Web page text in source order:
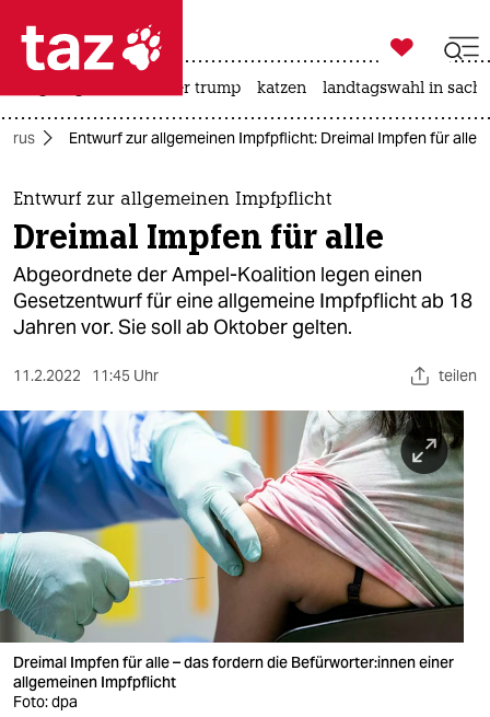
 taz zahl ich
taz zahl ich
themen
politik
öko
sport
berlin
nord
wahrheit
verlag
verlag

taz zahl ich
usa unter trump katzen landtagswahl in
Entwurf zur allgemeinen Impfpflicht: Dreimal Impfen für alle
Entwurf zur allgemeinen Impfpflicht
Dreimal Impfen für alle
Abgeordnete der Ampel-Koalition legen einen
Gesetzentwurf für eine allgemeine Impfpflicht ab 18
Jahren vor. Sie soll ab Oktober gelten.
11.2.2022 11:45 Uhr teilen
Dreimal Impfen für alle – das fordern die Be­für­wor­te­r:in­nen einer
allgemeinen Impfpflicht
Foto: dpa